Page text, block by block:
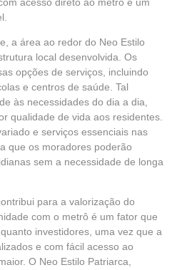
a área ao redor do Neo Estilo
local desenvolvida. Os
opções de serviços, incluindo
e centros de saúde. Tal
às necessidades do dia a dia,
qualidade de vida aos residentes.
e serviços essenciais nas
que os moradores poderão
sem a necessidade de longa
para a valorização do
com o metrô é um fator que
investidores, uma vez que a
e com fácil acesso ao
O Neo Estilo Patriarca,